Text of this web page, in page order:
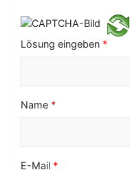
o
n
Lösung eingeben *
Name *
E-Mail *